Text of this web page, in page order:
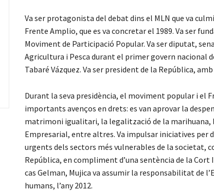
Va ser protagonista del debat dins el MLN que va
Frente Amplio, que es va concretar el 1989. Va ser
Moviment de Participació Popular. Va ser diputat,
Agricultura i Pesca durant el primer govern nacional
Tabaré Vázquez. Va ser president de la República,
Durant la seva presidència, el moviment popular i el
importants avenços en drets: es van aprovar la
matrimoni igualitari, la legalització de la marihuana,
Empresarial, entre altres. Va impulsar iniciatives per
urgents dels sectors més vulnerables de la societat,
República, en compliment d’una sentència de la
cas Gelman, Mujica va assumir la responsabilitat de
humans, l’any 2012.